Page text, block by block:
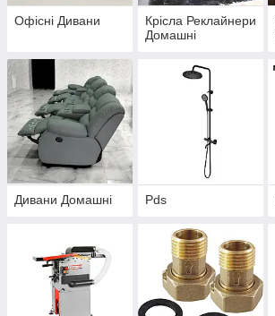
Офісні Дивани
Крісла Реклайнери
Домашні
Дивани Домашні Pds